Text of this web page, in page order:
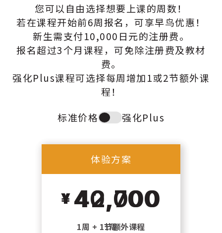
您可以自由选择想要上课的周数！
若在课程开始前6周报名，可享早鸟优惠！
新生需支付10,000日元的注册费。
报名超过3个月课程，可免除注册费及教材
费。
强化Plus课程可选择每周增加1或2节额外课
程！
标准价格
Toggle
type
强化Plus
体验方案
40,000
1周
体验方案
42,700
1周 + 1节额外课程